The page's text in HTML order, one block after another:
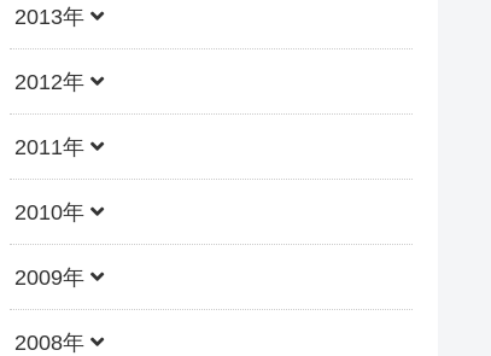
2013年
2012年
2011年
2010年
2009年
2008年